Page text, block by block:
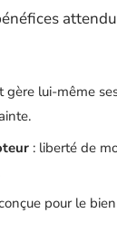
gère lui-même
: liberté de
pour le